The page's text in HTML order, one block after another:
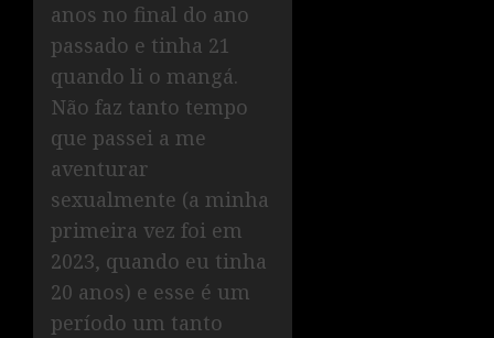
anos no final do ano
passado e tinha 21
quando li o mangá.
Não faz tanto tempo
que passei a me
aventurar
sexualmente (a minha
primeira vez foi em
2023, quando eu tinha
20 anos) e esse é um
período um tanto